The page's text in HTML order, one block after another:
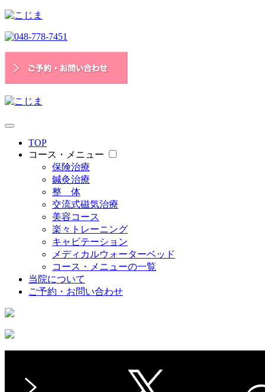
TOP
コース・メニュー
保険治療
鍼灸治療
整 体
交流式磁気治療
美容コース
楽々トレーニング
キャビテーション
メディカルウォーターベッド
コース・メニューの一覧
当院について
ご予約・お問い合わせ